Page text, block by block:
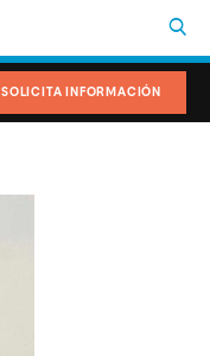
SOLICITA INFORMACIÓN